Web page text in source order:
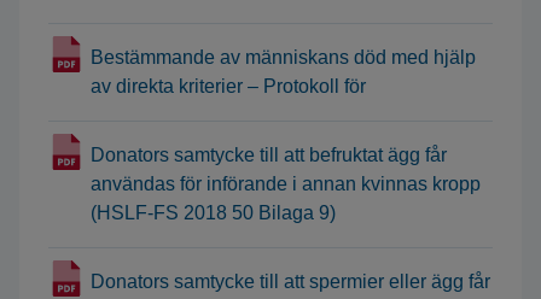
Bestämmande av människans död med hjälp
av direkta kriterier – Protokoll för
Donators samtycke till att befruktat ägg får
användas för införande i annan kvinnas kropp
(HSLF-FS 2018 50 Bilaga 9)
Donators samtycke till att spermier eller ägg får